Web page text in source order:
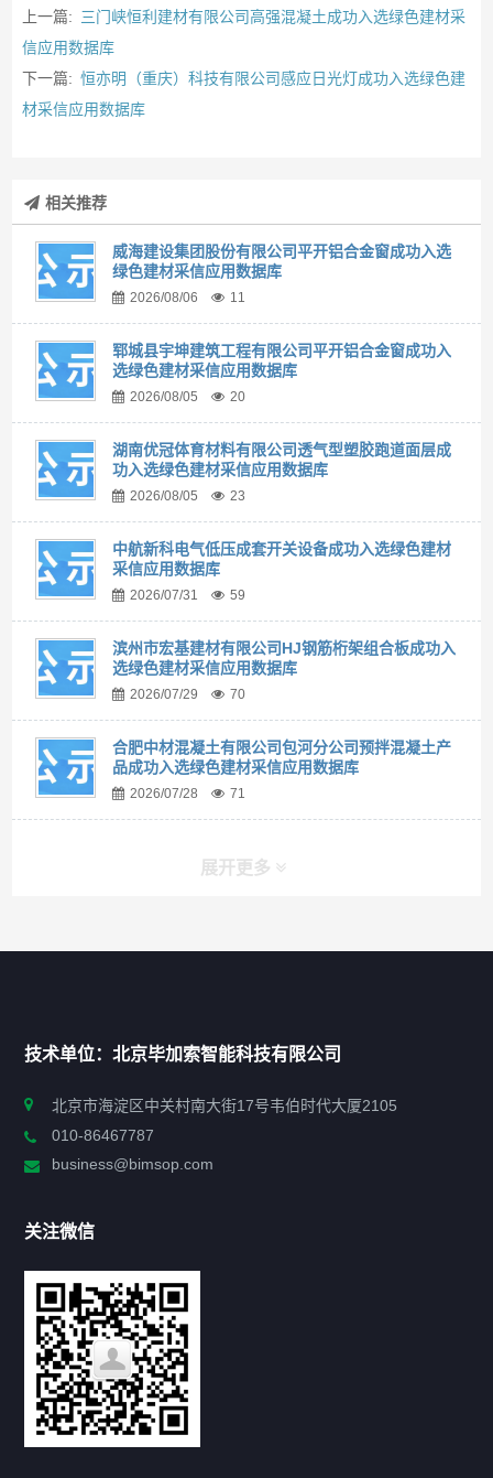
上一篇: 三门峡恒利建材有限公司高强混凝土成功入选绿色建材采
信应用数据库
下一篇: 恒亦明（重庆）科技有限公司感应日光灯成功入选绿色建
材采信应用数据库
相关推荐
威海建设集团股份有限公司平开铝合金窗成功入选
绿色建材采信应用数据库
2026/08/06 11
郓城县宇坤建筑工程有限公司平开铝合金窗成功入
选绿色建材采信应用数据库
2026/08/05 20
湖南优冠体育材料有限公司透气型塑胶跑道面层成
功入选绿色建材采信应用数据库
2026/08/05 23
中航新科电气低压成套开关设备成功入选绿色建材
采信应用数据库
2026/07/31 59
滨州市宏基建材有限公司HJ钢筋桁架组合板成功入
选绿色建材采信应用数据库
2026/07/29 70
合肥中材混凝土有限公司包河分公司预拌混凝土产
品成功入选绿色建材采信应用数据库
2026/07/28 71
展开更多
政策法规
新闻资讯
工作动态
会议活动
技术单位：北京毕加索智能科技有限公司
北京市海淀区中关村南大街17号韦伯时代大厦2105
010-86467787
business@bimsop.com
关注微信